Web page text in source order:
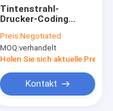
Tintenstrahl-
Drucker-Coding
Verfallsdatums-
Tintenstrahl-Drucker
CYCJET B6040
Preis:Negotiated
MOQ:verhandelt
Holen Sie sich aktuelle Preis
Kontakt